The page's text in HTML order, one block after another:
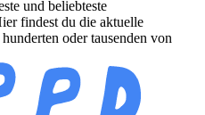
und beliebteste
findest du die aktuelle
oder tausenden von